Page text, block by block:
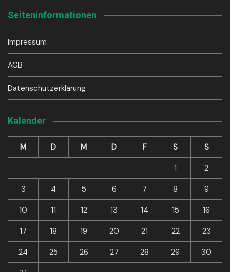
Seiteninformationen
Impressum
AGB
Datenschutzerklärung
Kalender
M D M D F S S
1 2
3 4 5 6 7 8 9
10 11 12 13 14 15 16
17 18 19 20 21 22 23
24 25 26 27 28 29 30